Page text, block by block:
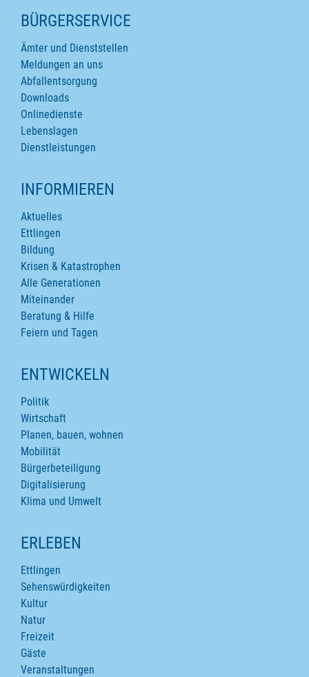
SEITENINHALTE
BÜRGERSERVICE
Ämter und Dienststellen
Meldungen an uns
Abfallentsorgung
Downloads
Onlinedienste
Lebenslagen
Dienstleistungen
INFORMIEREN
Aktuelles
Ettlingen
Bildung
Krisen & Katastrophen
Alle Generationen
Miteinander
Beratung & Hilfe
Feiern und Tagen
ENTWICKELN
Politik
Wirtschaft
Planen, bauen, wohnen
Mobilität
Bürgerbeteiligung
Digitalisierung
Klima und Umwelt
ERLEBEN
Ettlingen
Sehenswürdigkeiten
Kultur
Natur
Freizeit
Gäste
Veranstaltungen